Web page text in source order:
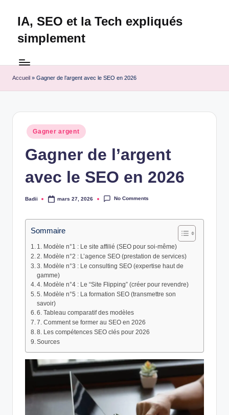
IA, SEO et la Tech expliqués
simplement
est
votre
destination
pour
l'actualité
tech.
Découvrez
des
experts,
les
innovations
Accueil » Gagner de l’argent avec le SEO en 2026
Posted
in
Gagner argent
Gagner de l’argent
avec le SEO en 2026
Posted
Badii mars 27, 2026 No Comments
Sommaire
1. Modèle n°1 : Le site affilié (SEO pour soi-même)
2. Modèle n°2 : L’agence SEO (prestation de services)
3. Modèle n°3 : Le consulting SEO (expertise haut de
gamme)
4. Modèle n°4 : Le “Site Flipping” (créer pour revendre)
5. Modèle n°5 : La formation SEO (transmettre son
savoir)
6. Tableau comparatif des modèles
7. Comment se former au SEO en 2026
8. Les compétences SEO clés pour 2026
Sources